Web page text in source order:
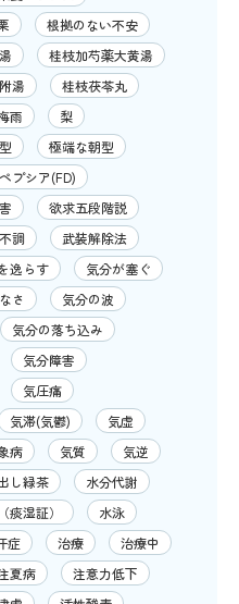
根拠のない不安
桂枝加芍薬大黄湯
湯
桂枝茯苓丸
雨
梨
極端な朝型
プシア(FD)
欲求五段階説
調
武装解除法
逸らす
気分が塞ぐ
さ
気分の波
気分の落ち込み
気分障害
気圧痛
気滞(気鬱)
気虚
病 気質
気逆
し緑茶
水分代謝
痰湿証）
水泳
症 治療
治療中
夏病
注意力低下